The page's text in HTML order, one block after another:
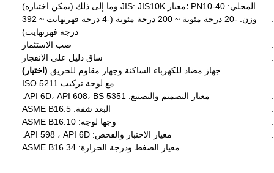
المحلي: PN10-40 ؛معيار JIS: JIS10K وما إلى ذلك (يمكن اختياره)
وزن: -20 درجة مئوية ~ 200 درجة مئوية (-4 درجة فهرنهايت ~ 392
درجة فهرنهايت)
صب الاستثمار
ساق دليل على الانفجار
جهاز مضاد للكهرباء الساكنة وجهاز مقاوم للحريق (اختيار)
مع لوحة تركيب ISO 5211
معيار التصميم والتصنيع: API 6D، API 608، BS 5351.
البعد شفة: ASME B16.5
وجها لوجه: ASME B16.10
معيار الاختبار والفحص: API 598 ، API 6D.
معيار الضغط ودرجة الحرارة: ASME B16.34